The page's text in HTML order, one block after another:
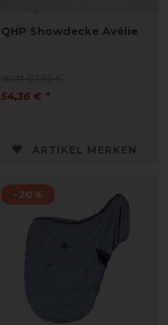
QHP Showdecke Avélie
54,36 € *
ARTIKEL MERKEN
-20%